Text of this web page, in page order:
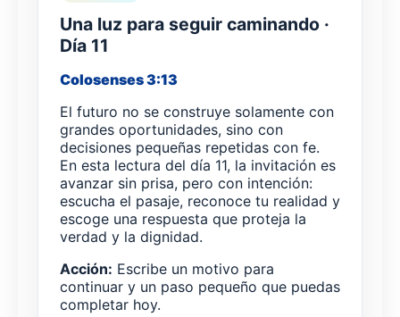
Una luz para seguir caminando ·
Día 11
Colosenses 3:13
El futuro no se construye solamente con
grandes oportunidades, sino con
decisiones pequeñas repetidas con fe.
En esta lectura del día 11, la invitación es
avanzar sin prisa, pero con intención:
escucha el pasaje, reconoce tu realidad y
escoge una respuesta que proteja la
verdad y la dignidad.
Acción: Escribe un motivo para
continuar y un paso pequeño que puedas
completar hoy.